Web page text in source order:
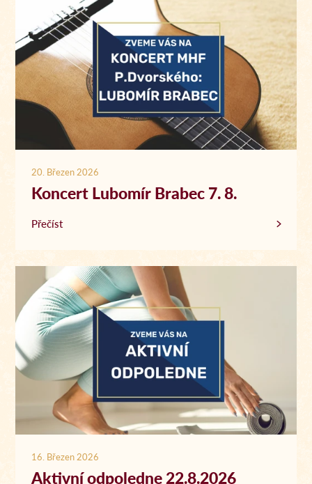
20. Březen 2026
Koncert Lubomír Brabec 7. 8.
Přečíst
16. Březen 2026
Aktivní odpoledne 22.8.2026